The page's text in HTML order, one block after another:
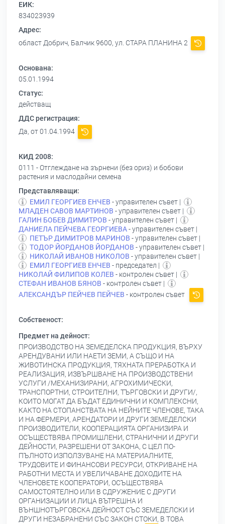
ЕИК:
834023939
Адрес:
област Добрич, Балчик 9600, ул. СТАРА ПЛАНИНА 2
Основана:
05.01.1994
Статус:
действащ
ДДС регистрация:
Да, от 01.04.1994
КИД 2008:
0111 - Отглеждане на зърнени (без ориз) и бобови
растения и маслодайни семена
Представляващи:
ЕМИЛ ГЕОРГИЕВ ЕНЧЕВ - управителен съвет |
МЛАДЕН САВОВ МАРТИНОВ - управителен съвет |
ГАЛИН БОБЕВ ДИМИТРОВ - управителен съвет |
ДАНИЕЛА ПЕЙЧЕВА ГЕОРГИЕВА- управителен съвет |
ПЕТЪР ДИМИТРОВ МАРИНОВ - управителен съвет |
ТОДОР ЙОРДАНОВ ЙОРДАНОВ - управителен съвет |
НИКОЛАЙ ИВАНОВ НИКОЛОВ - управителен съвет |
ЕМИЛ ГЕОРГИЕВ ЕНЧЕВ - председател |
НИКОЛАЙ ФИЛИПОВ КОЛЕВ - контролен съвет |
СТЕФАН ИВАНОВ БЯНОВ - контролен съвет |
АЛЕКСАНДЪР ПЕЙЧЕВ ПЕЙЧЕВ - контролен съвет
Собственост:
Предмет на дейност:
ПРОИЗВОДСТВО НА ЗЕМЕДЕЛСКА ПРОДУКЦИЯ, ВЪРХУ
АРЕНДУВАНИ ИЛИ НАЕТИ ЗЕМИ, А СЪЩО И НА
ЖИВОТИНСКА ПРОДУКЦИЯ, ТЯХНАТА ПРЕРАБОТКА И
РЕАЛИЗАЦИЯ, ИЗВЪРШВАНЕ НА ПРОИЗВОДСТВЕНИ
УСЛУГИ /МЕХАНИЗИРАНИ, АГРОХИМИЧЕСКИ,
ТРАНСПОРТНИ, СТРОИТЕЛНИ, ТЪРГОВСКИ И ДРУГИ/,
КОИТО МОГАТ ДА БЪДАТ ЕДИНИЧНИ И КОМПЛЕКСНИ,
КАКТО НА СТОПАНСТВАТА НА НЕЙНИТЕ ЧЛЕНОВЕ, ТАКА
И НА ФЕРМЕРИ, АРЕНДАТОРИ И ДРУГИ ЗЕМЕДЕЛСКИ
ПРОИЗВОДИТЕЛИ, КООПЕРАЦИЯТА ОРГАНИЗИРА И
ОСЪЩЕСТВЯВА ПРОМИШЛЕНИ, СТРАНИЧНИ И ДРУГИ
ДЕЙНОСТИ, РАЗРЕШЕНИ ОТ ЗАКОНА, С ЦЕЛ ПО-
ПЪЛНОТО ИЗПОЛЗУВАНЕ НА МАТЕРИАЛНИТЕ,
ТРУДОВИТЕ И ФИНАНСОВИ РЕСУРСИ, ОТКРИВАНЕ НА
РАБОТНИ МЕСТА И УВЕЛИЧАВАНЕ ДОХОДИТЕ НА
ЧЛЕНОВЕТЕ КООПЕРАТОРИ, ОСЪЩЕСТВЯВА
САМОСТОЯТЕЛНО ИЛИ В СДРУЖЕНИЕ С ДРУГИ
ОРГАНИЗАЦИИ И ЛИЦА ВЪТРЕШНА И
ВЪНШНОТЪРГОВСКА ДЕЙНОСТ СЪС ЗЕМЕДЕЛСКИ И
ДРУГИ НЕЗАБРАНЕНИ СЪС ЗАКОН СТОКИ, В ТОВА